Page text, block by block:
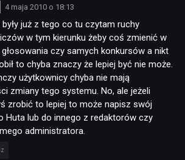
4 maja 2010 o 18:13
już z tego co tu czytam ruchy
w tym kierunku żeby coś zmienić w
czy samych konkursów a nikt
to chyba znaczy że lepiej być nie może.
użytkownicy chyba nie mają
zmiany tego systemu. No, ale jeżeli
zrobić to lepiej to może napisz swój
Huta lub do innego z redaktorów czy
administratora.